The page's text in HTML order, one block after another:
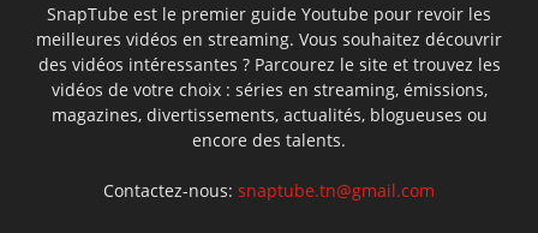
SnapTube est le premier guide Youtube pour revoir les
meilleures vidéos en streaming. Vous souhaitez découvrir
des vidéos intéressantes ? Parcourez le site et trouvez les
vidéos de votre choix : séries en streaming, émissions,
magazines, divertissements, actualités, blogueuses ou
encore des talents.
Contactez-nous: snaptube.tn@gmail.com